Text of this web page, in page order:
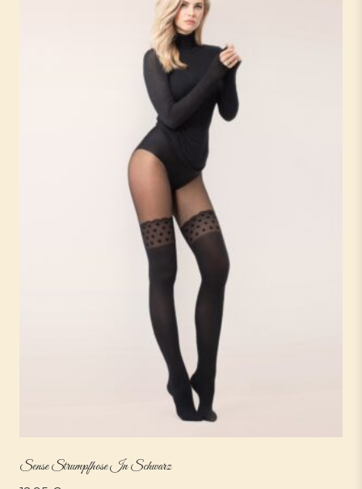
Sense Strumpfhose In Schwarz